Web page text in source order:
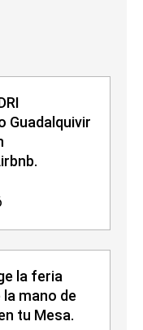
Guadalquivir
la feria
la mano de
tu Mesa.